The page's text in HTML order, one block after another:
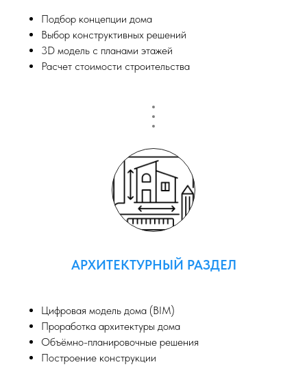
Подбор концепции дома
Выбор конструктивных решений
3D модель с планами этажей
Расчет стоимости строительства
АРХИТЕКТУРНЫЙ РАЗДЕЛ
Цифровая модель дома (BIM)
Проработка архитектуры дома
Объёмно-планировочные решения
Построение конструкции